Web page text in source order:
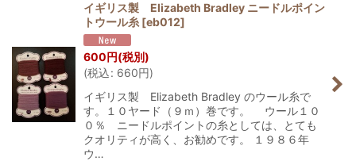
イギリス製 Elizabeth Bradley ニードルポイン
トウール糸 [eb012]
600円(税別)
(税込: 660円)
イギリス製 Elizabeth Bradley のウール糸で
す。１０ヤード（９ｍ）巻です。 ウール１０
０％ ニードルポイントの糸としては、とても
クオリティが高く、お勧めです。 １９８６年
ウ…